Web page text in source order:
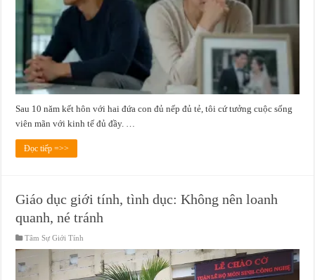
Sau 10 năm kết hôn với hai đứa con đủ nếp đủ tẻ, tôi cứ tưởng cuộc sống
viên mãn với kinh tế đủ đầy. …
Đọc tiếp =>>
Giáo dục giới tính, tình dục: Không nên loanh
quanh, né tránh
Tâm Sự Giới Tính